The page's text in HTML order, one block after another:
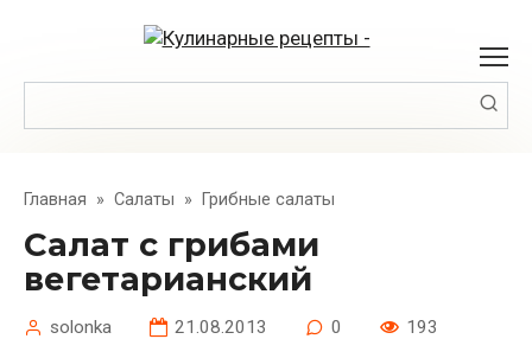
Главная » Салаты » Грибные салаты
Салат с грибами
вегетарианский
solonka 21.08.2013 0 193